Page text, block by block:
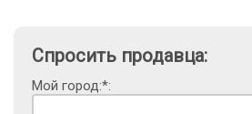
Спросить продавца:
Мой город:*: